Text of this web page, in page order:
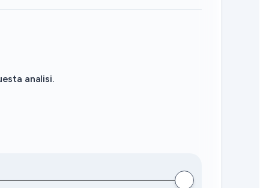
analisi.